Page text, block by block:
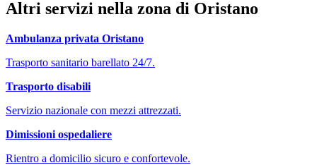
Altri servizi nella zona di Oristano
Ambulanza privata Oristano
Trasporto sanitario barellato 24/7.
Trasporto disabili
Servizio nazionale con mezzi attrezzati.
Dimissioni ospedaliere
Rientro a domicilio sicuro e confortevole.